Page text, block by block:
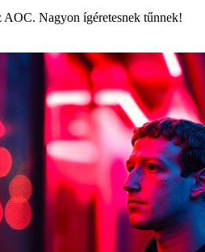
Nagyon ígéretesnek tűnnek!